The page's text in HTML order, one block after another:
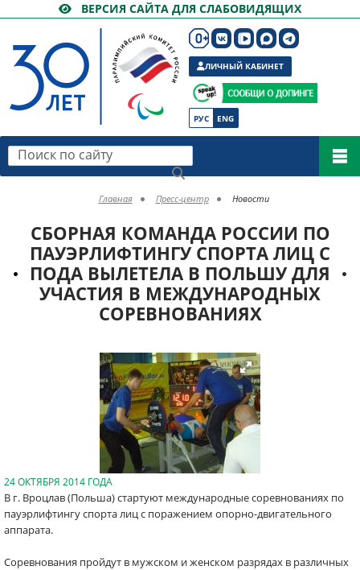
ВЕРСИЯ САЙТА ДЛЯ СЛАБОВИДЯЩИХ
РУС ENG
ЛИЧНЫЙ КАБИНЕТ
Поиск по сайту
Главная Пресс-центр Новости
СБОРНАЯ КОМАНДА РОССИИ ПО
ПАУЭРЛИФТИНГУ СПОРТА ЛИЦ С
ПОДА ВЫЛЕТЕЛА В ПОЛЬШУ ДЛЯ
УЧАСТИЯ В МЕЖДУНАРОДНЫХ
СОРЕВНОВАНИЯХ
24 ОКТЯБРЯ 2014 ГОДА
В г. Вроцлав (Польша) стартуют международные соревнованиях по
пауэрлифтингу спорта лиц с поражением опорно-двигательного
аппарата.
Соревнования пройдут в мужском и женском разрядах в различных